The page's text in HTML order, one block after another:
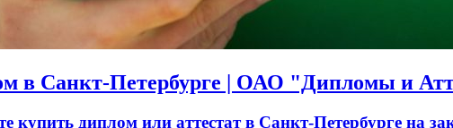
в Санкт-Петербурге | ОАО "Дипломы и
диплом или аттестат в Санкт-Петербурге на